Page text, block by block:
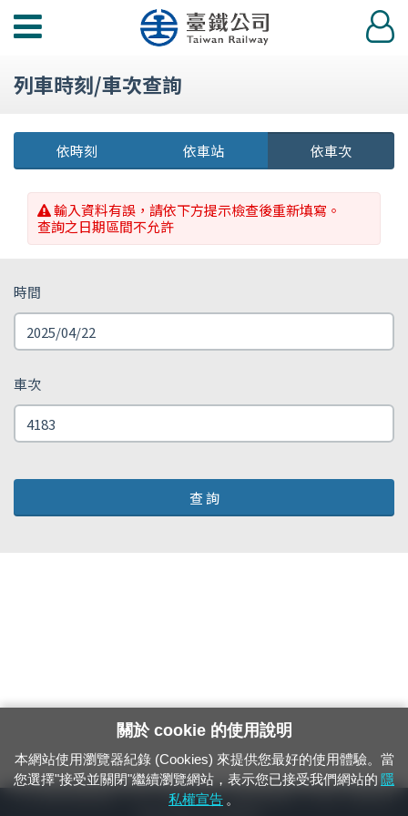
功
選
登
入
列車時刻/車次查詢
依時刻 依車站 依車次
輸入資料有誤，請依下方提示檢查後重新填寫。
查詢之日期區間不允許
時間
車次
查 詢
24小時緊急通報電話：1933（市話、手機，僅限發現軌道、平交道、橋樑及隧
關於 cookie 的使用說明
本網站使用瀏覽器紀錄 (Cookies) 來提供您最好的使用體驗。當
您選擇"接受並關閉"繼續瀏覽網站，表示您已接受我們網站的 隱
私權宣告 。